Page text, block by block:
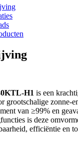
H1 is een
grootschalige zonne-
van ≥99% en
is deze
efficiëntie en